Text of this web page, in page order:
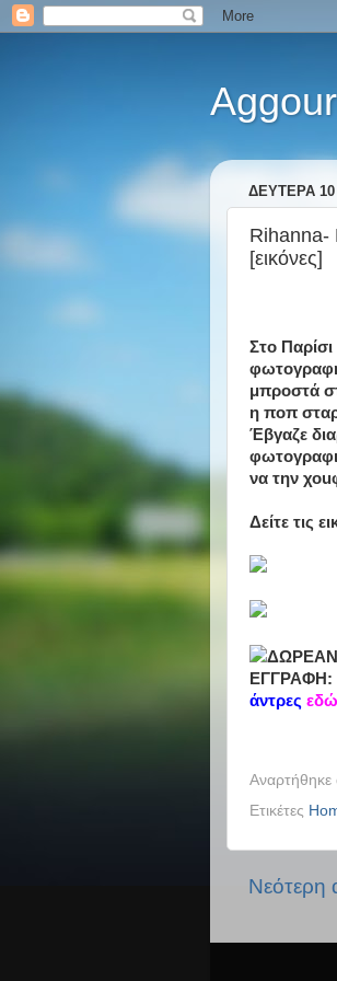
ΔΕΥΤΈΡΑ 10
Rihanna-
[εικόνες]
Στο
μπροστά
η ποπ
Έβγαζε
να την
Δείτε τις
ΔΩΡΕΑΝ
ΕΓΓΡΑΦΗ:
άντρες εδώ
Αναρτήθηκε
Ετικέτες
Νεότερη